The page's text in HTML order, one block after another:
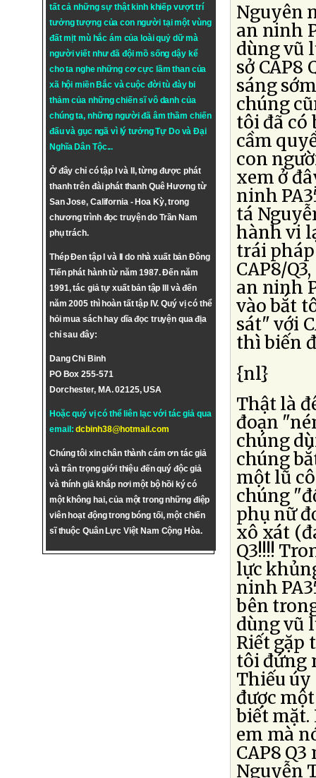
tất cả những sự thật kinh khiếp vượt trí
tưởng tượng của con người tại một vùng
đất mịt mù hắc ám của loài quỷ dữ mà
người viết như đã đội mồ sống dậy kể
cho ta nghe những cơ cực lầm than của
xã hội miền Bắc và cuộc đời tù đày bi
thảm của những chiến sĩ vô danh của
chúng ta, những người đã âm thầm chiến
đấu và gục ngã vì lý tưởngTự DovàĐại
Nghĩa Dân Tộc...
Ở đây chỉ có tập I và II, từng được phát
thanh trên đài phát thanh Quê Hương từ
San Jose, California - Hoa Kỳ, trong
chương trình đọc truyện do Trần Nam
phụ trách.
Thép Đen tập I và II do nhà xuất bản Đông
Tiến phát hành từ năm 1987. Đến năm
1991, tác giả tự xuất bản tập III và đến
năm 2005 thì hoàn tất tập IV. Quý vị có thể
hỏi mua sách hay dĩa đọc truyện qua địa
chỉ sau đây:
Dang Chi Binh
PO Box 255-571
Dorchester, MA. 02125, USA
Hoặc quý vị có thể liên lạc với tác giả qua
email:dcbinh38@hotmail.com
Chúng tôi xin chân thành cám ơn tác giả
và trân trọng giới thiệu đến quý độc giả
và thính giả khắp nơi một bộ hồi ký có
một không hai, của một trong những điệp
viên hoạt động trong bóng tối, một chiến
sĩ thuộc Quân Lực Việt Nam Cộng Hòa.
Nguyên
an ninh
dùng vũ
sở
sáng
chúng
tôi đã có
cầm
con
xem ở
ninh
tá
hành vi
trái
CAP8/
an ninh
vào bắt
sát" với
thì biến
{nl}
Thật là
đoạn
chúng
chúng
một lũ
chúng
phụ nữ
xô xát
Q3!!!!
lực
ninh
bên
dùng vũ
Riết gặp
tôi đứng
Thiếu
được
biết mặt.
em mà
CAP8
Nguyễn